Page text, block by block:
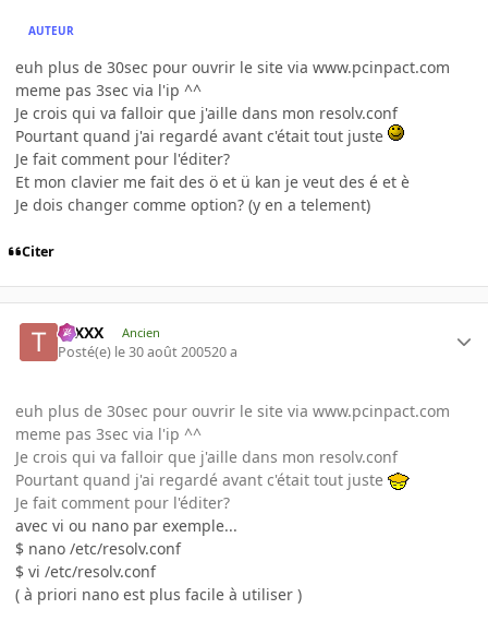
AUTEUR
euh plus de 30sec pour ouvrir le site via www.pcinpact.com
meme pas 3sec via l'ip ^^
Je crois qui va falloir que j'aille dans mon resolv.conf
Pourtant quand j'ai regardé avant c'était tout juste
Je fait comment pour l'éditer?
Et mon clavier me fait des ö et ü kan je veut des é et è
Je dois changer comme option? (y en a telement)
Citer
tuXXX Ancien
Posté(e) le 30 août 200520 a
euh plus de 30sec pour ouvrir le site via www.pcinpact.com
meme pas 3sec via l'ip ^^
Je crois qui va falloir que j'aille dans mon resolv.conf
Pourtant quand j'ai regardé avant c'était tout juste
Je fait comment pour l'éditer?
avec vi ou nano par exemple...
$ nano /etc/resolv.conf
$ vi /etc/resolv.conf
( à priori nano est plus facile à utiliser )